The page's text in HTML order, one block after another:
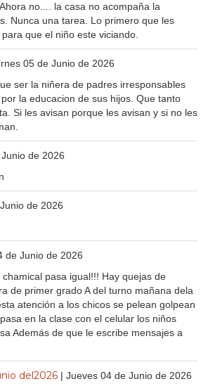
no.... la casa no acompaña la
Nunca una tarea. Lo primero que les
que el niño este viciando.
05 de Junio de 2026
ser la niñera de padres irresponsables
la educacion de sus hijos. Que tanto
Si les avisan porque les avisan y si no les
de 2026
de 2026
de Junio de 2026
pasa igual!!! Hay quejas de
de primer grado A del turno mañana dela
atención a los chicos se pelean golpean
en la clase con el celular los niños
Además de que le escribe mensajes a
del2026 | Jueves 04 de Junio de 2026